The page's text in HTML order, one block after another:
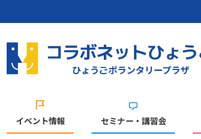
イベント情報 セミナー・講習会